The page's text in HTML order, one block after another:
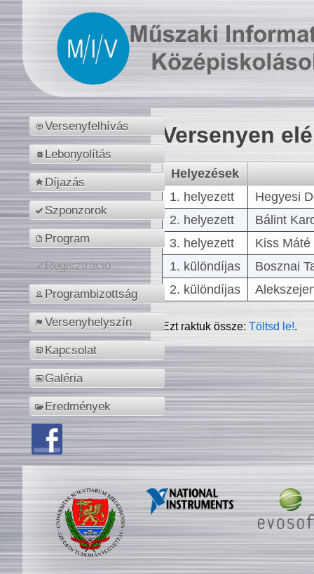
Versenyfelhívás
Lebonyolítás
Díjazás
Szponzorok
Program
Regisztráció
Programbizottság
Versenyhelyszín
Kapcsolat
Galéria
Eredmények
Versenyen
Helyezések
1. helyezett
Hegyesi
2. helyezett
Bálint
3. helyezett
Kiss
1. különdíjas
Bosznai
2. különdíjas
Ezt raktuk össze:Töltsd le!.